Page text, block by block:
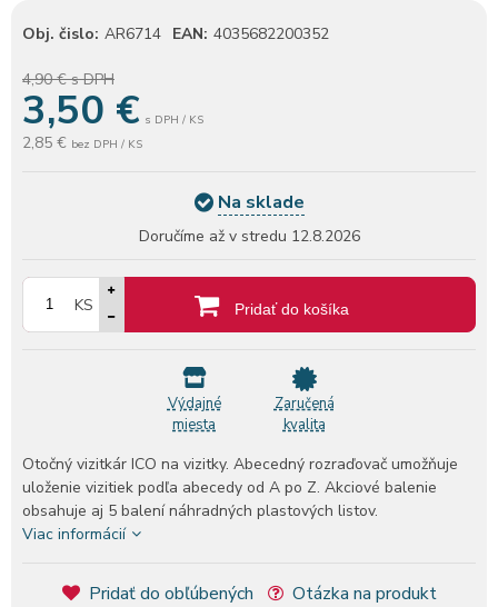
Obj. čislo: AR6714 EAN: 4035682200352
4,90 €s DPH
3,50 € s DPH / KS
2,85 € bez DPH / KS
Na sklade
Doručíme až v stredu 12.8.2026
KS Pridať do košíka
Výdajné
miesta
Zaručená
kvalita
Otočný vizitkár ICO na vizitky. Abecedný rozraďovač umožňuje
uloženie vizitiek podľa abecedy od A po Z. Akciové balenie
obsahuje aj 5 balení náhradných plastových listov.
Viac informácií
Pridať do obľúbených Otázka na produkt